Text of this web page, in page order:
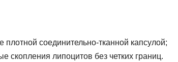
плотной соединительно-тканной капсулой;
скопления липоцитов без четких границ.